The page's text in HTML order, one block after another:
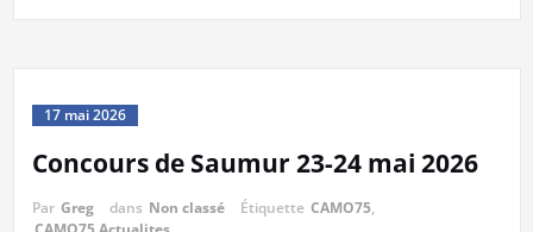
17 mai 2026
Concours de Saumur 23-24 mai 2026
Par Greg dans Non classé Étiquette CAMO75,